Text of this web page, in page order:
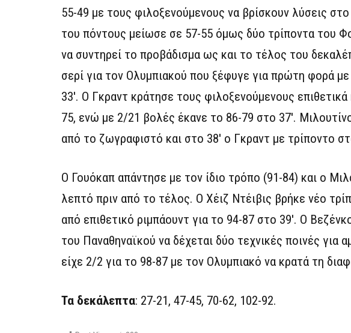
55-49 με τους φιλοξενούμενους να βρίσκουν λύσεις
του πόντους μείωσε σε 57-55 όμως δύο τρίποντα του
να συντηρεί το προβάδισμα ως και το τέλος του
σερί για τον Ολυμπιακού που ξέφυγε για πρώτη φορά
33′. Ο Γκραντ κράτησε τους φιλοξενούμενους
75, ενώ με 2/21 βολές έκανε το 86-79 στο 37′.
από το ζωγραφιστό και στο 38′ ο Γκραντ με τρίποντο
Ο Γουόκαπ απάντησε με τον ίδιο τρόπο (91-84) και ο
λεπτό πριν από το τέλος. Ο Χέιζ Ντέιβις βρήκε νέο
από επιθετικό ριμπάουντ για το 94-87 στο 39′. Ο
του Παναθηναϊκού να δέχεται δύο τεχνικές ποινές
είχε 2/2 για το 98-87 με τον Ολυμπιακό να κρατά τη
Τα δεκάλεπτα: 27-21, 47-45, 70-62, 102-92.